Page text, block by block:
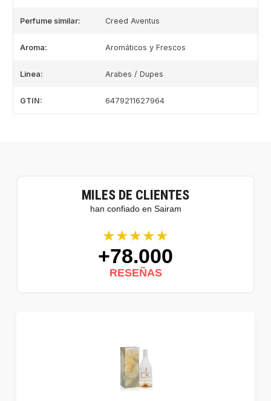
Perfume similar: Creed Aventus
Aroma: Aromáticos y Frescos
Linea: Arabes / Dupes
GTIN: 6479211627964
MILES DE CLIENTES
han confiado en Sairam
★★★★★
+78.000
RESEÑAS